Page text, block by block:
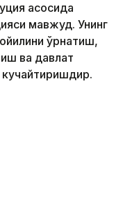
асосида
мавжуд. Унинг
ўрнатиш,
ва давлат
кучайтиришдир.